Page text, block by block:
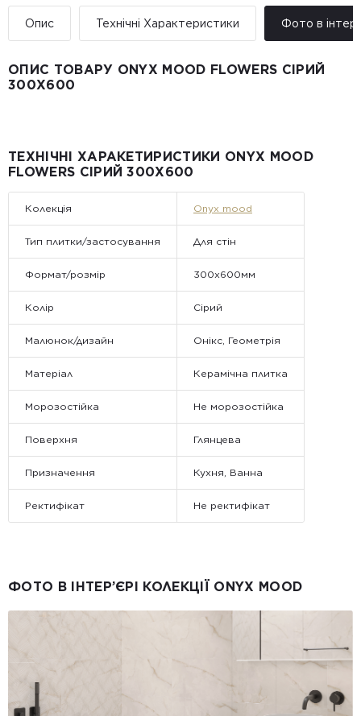
Опис Технічні Характеристики Фото в
ОПИС ТОВАРУ ONYX MOOD FLOWERS СІРИЙ
300Х600
ТЕХНІЧНІ ХАРАКЕТИРИСТИКИ ONYX MOOD
FLOWERS СІРИЙ 300Х600
Колекція Onyx mood
Тип плитки/застосування Для стін
Формат/розмір 300x600мм
Колір Сірий
Малюнок/дизайн Онікс, Геометрія
Матеріал Керамічна плитка
Морозостійка Не морозостійка
Поверхня Глянцева
Призначення Кухня, Ванна
Ректифікат Не ректифікат
ФОТО В ІНТЕР’ЄРІ КОЛЕКЦІЇ ONYX MOOD